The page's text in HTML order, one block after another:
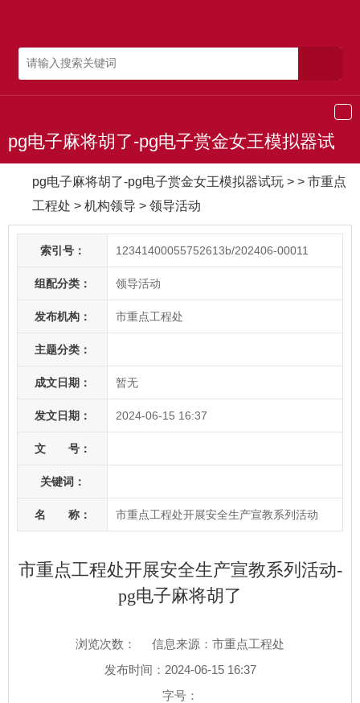
导
pg电子麻将胡了-pg电子赏金女王模拟器试
pg电子麻将胡了-pg电子赏金女王模拟器试玩 > > 市重点
工程处 > 机构领导 > 领导活动
索引号： 12341400055752613b/202406-00011
组配分类： 领导活动
发布机构： 市重点工程处
主题分类：
成文日期： 暂无
发文日期： 2024-06-15 16:37
文 号：
关键词：
名 称： 市重点工程处开展安全生产宣教系列活动
市重点工程处开展安全生产宣教系列活动-
pg电子麻将胡了
浏览次数：
信息来源：市重点工程处
发布时间：2024-06-15 16:37
字号：